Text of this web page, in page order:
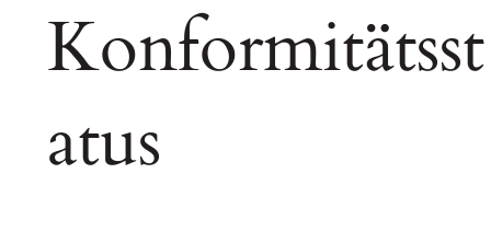
Konformitätsst
atus